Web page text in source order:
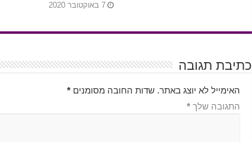
7 באוקטובר 2020
כתיבת תגובה
האימייל לא יוצג באתר. שדות החובה מסומנים*
התגובה שלך*